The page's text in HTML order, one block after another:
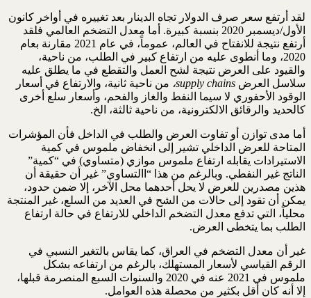
لقد أرتفع سعر صرف الدولار تجاه الدينار بعد تغييره في أواخر كانون
الأول/ديسمبر 2020 بنسبة كبيرة. أما معدل التضخم العالمي فلقد
أرتفع نتيجة للانفتاح في العالم، عموماً، في عام 2021 مقارنة بعام
2020، وما أنطوى عليه من ارتفاع كبير في الطلب، من ناحية،
والقيود على العرض نتيجة لشح العمل والتقطع في ما يطلق عليه
سلاسل العرض supply chains، من ناحية ثانية، والارتفاع في أسعار
الوقود الأحفوري لا سيما النفط والغاز والفحم، وأسعار سلع أخرى
كالحديد والرقائق الالكترونية، من ناحية ثالثة، الخ.
أما مدى توازن أو تفاوت العرض والطلب في الداخل فأن المؤشرات
المتاحة للعرض الداخلي تشير إلى انخفاض ملموس في كمية
الاستيرادات يقابله ارتفاع ملموس موازي (متساوي) في “كمية”
الناتج غير النفطي. وبالرغم من هذا “االتساوي” غير أن حقيقة أن
هذين مصدرين للعرض لا يحل أحدهما محل الآخر، إلا ضمن حدود،
يمكن أن تقود إلى حالات من الشح في العديد من السلع، غير المنتجة
محلياً، التي تدفع معدل التضخم الداخلي للارتفاع في حالة ارتفاع
الطلب بما يتخطى العرض.
غير أن معدل التضخم في العراق، كما يقاس بالتغير النسبي في
الرقم القياسي لأسعار المستهلك، بالرغم من ارتفاعه بشكل
ملموس في 2021 عنه في 2020 والسنوات السبع المنصرمة قبلها،
إلا أنه كان أقل بكثير من محصلة هذه العوامل.